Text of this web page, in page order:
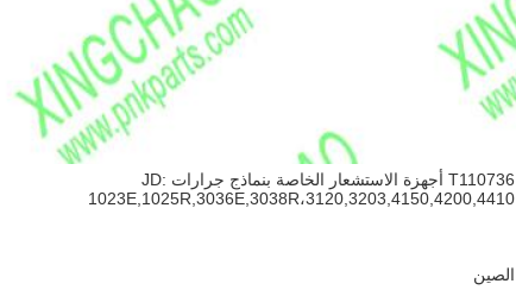
T110736 أجهزة الاستشعار الخاصة بنماذج جرارات JD:
1023E,1025R,3036E,3038R،3120,3203,4150,4200,4410
الصين